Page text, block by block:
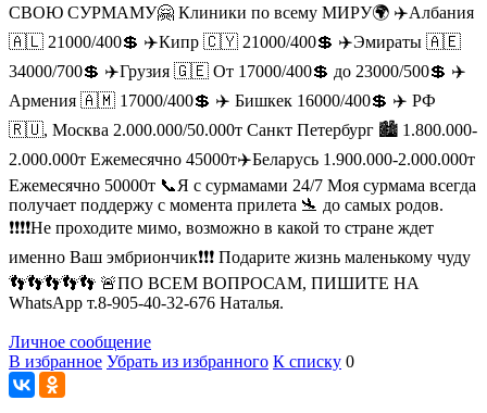
СВОЮ СУРМАМУ🤗 Клиники по всему МИРУ🌍 ✈️Албания
🇦🇱 21000/400💲 ✈️Кипр 🇨🇾 21000/400💲 ✈️Эмираты 🇦🇪
34000/700💲 ✈️Грузия 🇬🇪 От 17000/400💲 до 23000/500💲 ✈️
Армения 🇦🇲 17000/400💲 ✈️ Бишкек 16000/400💲 ✈️ РФ
🇷🇺, Москва 2.000.000/50.000т Санкт Петербург 🏙️ 1.800.000-
2.000.000т Ежемесячно 45000т✈️Беларусь 1.900.000-2.000.000т
Ежемесячно 50000т 📞Я с сурмамами 24/7 Моя сурмама всегда
получает поддержу с момента прилета 🛬 до самых родов.
❗❗❗❗Не проходите мимо, возможно в какой то стране ждет
именно Ваш эмбриончик❗❗❗ Подарите жизнь маленькому чуду
👣👣👣👣👣 🚨ПО ВСЕМ ВОПРОСАМ, ПИШИТЕ НА
WhatsApp т.8-905-40-32-676 Наталья.
Личное сообщение
В избранное Убрать из избранного К списку 0